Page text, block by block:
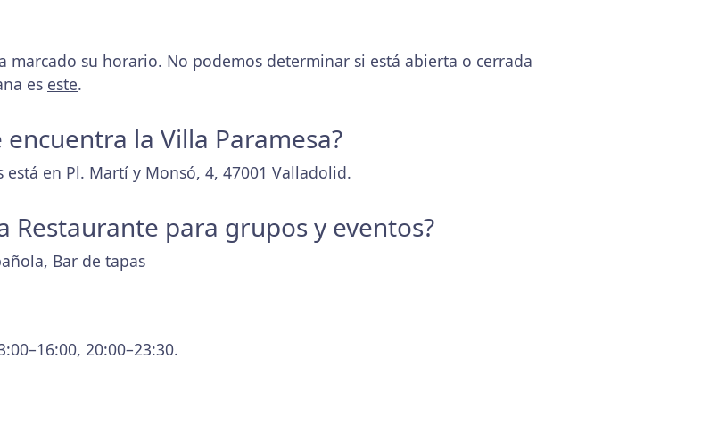
marcado su horario. No podemos determinar si está abierta o cerrada
es este.
la Villa Paramesa?
en Pl. Martí y Monsó, 4, 47001 Valladolid.
Restaurante para grupos y eventos?
Bar de tapas
20:00–23:30.